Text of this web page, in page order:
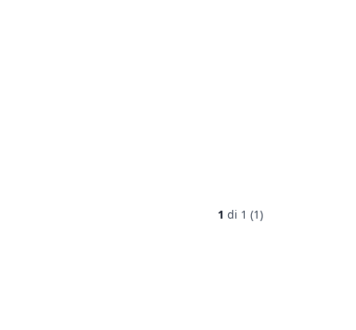
1 di 1 (1)